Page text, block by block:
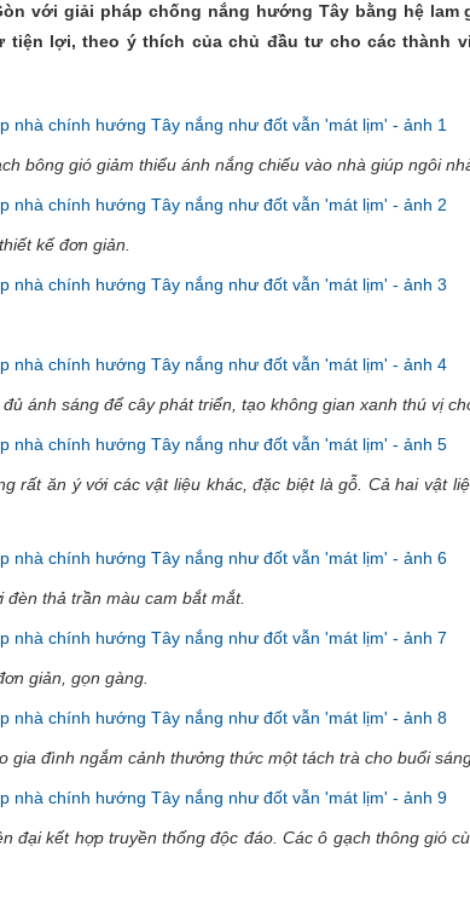
với giải pháp chống nắng hướng Tây bằng hệ lam
tiện lợi, theo ý thích của chủ đầu tư cho các thành
bông gió giảm thiểu ánh nắng chiếu vào nhà giúp ngôi
kế đơn giản.
ánh sáng để cây phát triển, tạo không gian xanh thú vị
rất ăn ý với các vật liệu khác, đặc biệt là gỗ. Cả hai vật
thả trần màu cam bắt mắt.
giản, gọn gàng.
gia đình ngắm cảnh thưởng thức một tách trà cho buổi
đại kết hợp truyền thống độc đáo. Các ô gạch thông gió